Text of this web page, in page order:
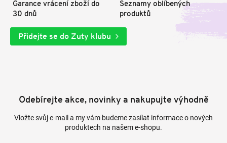
Garance vrácení zboží do
30 dnů
Seznamy oblíbených
produktů
Přidejte se do Zuty klubu
Odebírejte akce, novinky a nakupujte výhodně
Vložte svůj e-mail a my vám budeme zasílat informace o nových
produktech na našem e-shopu.